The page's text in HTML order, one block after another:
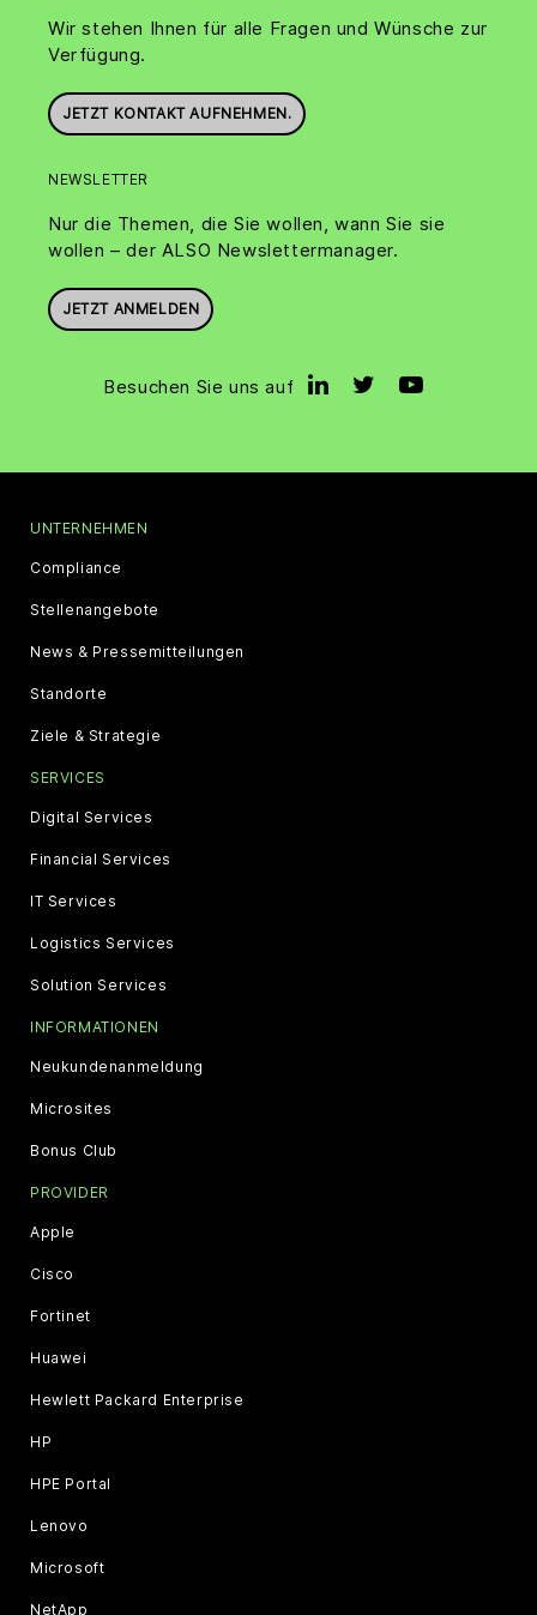
Wir stehen Ihnen für alle Fragen und Wünsche zur
Verfügung.
JETZT KONTAKT AUFNEHMEN.
NEWSLETTER
Nur die Themen, die Sie wollen, wann Sie sie
wollen – der ALSO Newslettermanager.
JETZT ANMELDEN
Besuchen Sie uns auf
UNTERNEHMEN
Compliance
Stellenangebote
News & Pressemitteilungen
Standorte
Ziele & Strategie
SERVICES
Digital Services
Financial Services
IT Services
Logistics Services
Solution Services
INFORMATIONEN
Neukundenanmeldung
Microsites
Bonus Club
PROVIDER
Apple
Cisco
Fortinet
Huawei
Hewlett Packard Enterprise
HP
HPE Portal
Lenovo
Microsoft
NetApp